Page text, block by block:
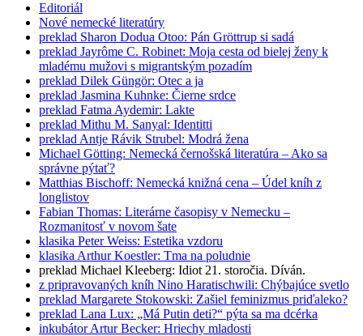
Editoriál
Nové nemecké literatúry
preklad Sharon Dodua Otoo: Pán Gröttrup si sadá
preklad Jayrôme C. Robinet: Moja cesta od bielej ženy k
mladému mužovi s migrantským pozadím
preklad Dilek Güngör: Otec a ja
preklad Jasmina Kuhnke: Čierne srdce
preklad Fatma Aydemir: Lakte
preklad Mithu M. Sanyal: Identitti
preklad Antje Rávik Strubel: Modrá žena
Michael Götting: Nemecká černošská literatúra – Ako sa
správne pýtať?
Matthias Bischoff: Nemecká knižná cena – Údel kníh z
longlistov
Fabian Thomas: Literárne časopisy v Nemecku –
Rozmanitosť v novom šate
klasika Peter Weiss: Estetika vzdoru
klasika Arthur Koestler: Tma na poludnie
preklad Michael Kleeberg: Idiot 21. storočia. Díván.
z pripravovaných kníh Nino Haratischwili: Chýbajúce svetlo
preklad Margarete Stokowski: Zašiel feminizmus priďaleko?
preklad Lana Lux: „Má Putin deti?“ pýta sa ma dcérka
inkubátor Artur Becker: Hriechy mladosti